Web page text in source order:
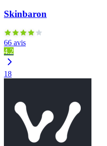
Skinbaron
66 avis
4.2
18